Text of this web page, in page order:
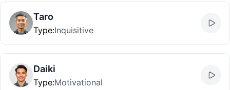
Taro
Type:Inquisitive
Daiki
Type:Motivational